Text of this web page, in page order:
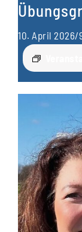
10. April 2026/